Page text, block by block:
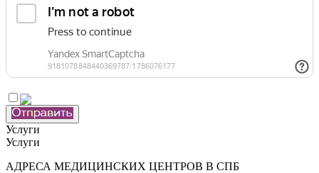
Услуги
Услуги
АДРЕСА МЕДИЦИНСКИХ ЦЕНТРОВ В СПБ